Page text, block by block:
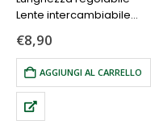
Lente intercambiabile
€8,90
AGGIUNGI AL CARRELLO